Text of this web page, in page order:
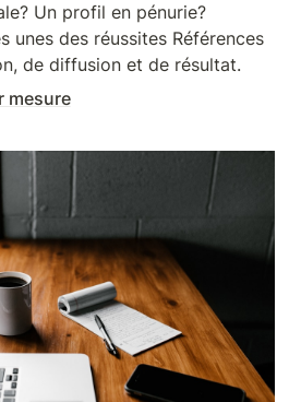
Un profil en pénurie?
unes des réussites Références
de diffusion et de résultat.
mesure